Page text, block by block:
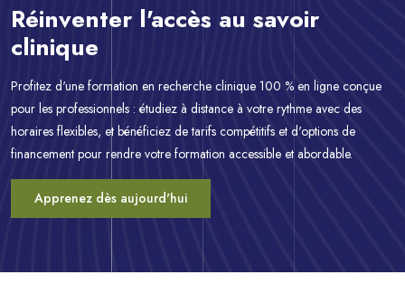
Réinventer l'accès au savoir
clinique
Profitez d'une formation en recherche clinique 100 % en ligne conçue
pour les professionnels : étudiez à distance à votre rythme avec des
horaires flexibles, et bénéficiez de tarifs compétitifs et d'options de
financement pour rendre votre formation accessible et abordable.
Apprenez dès aujourd'hui